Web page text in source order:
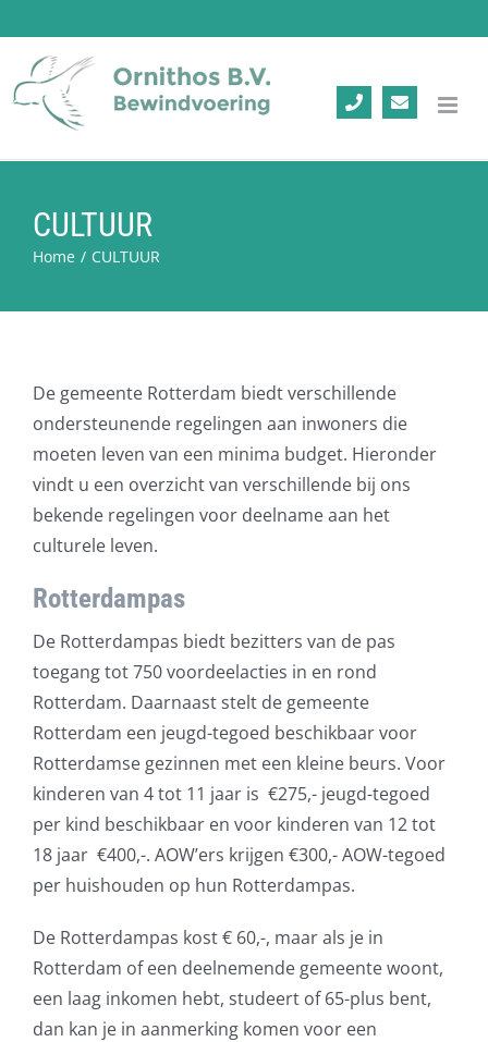
naar
inhoud
CULTUUR
Home / CULTUUR
De gemeente Rotterdam biedt verschillende
ondersteunende regelingen aan inwoners die
moeten leven van een minima budget. Hieronder
vindt u een overzicht van verschillende bij ons
bekende regelingen voor deelname aan het
culturele leven.
Rotterdampas
De Rotterdampas biedt bezitters van de pas
toegang tot 750 voordeelacties in en rond
Rotterdam. Daarnaast stelt de gemeente
Rotterdam een jeugd-tegoed beschikbaar voor
Rotterdamse gezinnen met een kleine beurs. Voor
kinderen van 4 tot 11 jaar is €275,- jeugd-tegoed
per kind beschikbaar en voor kinderen van 12 tot
18 jaar €400,-. AOW’ers krijgen €300,- AOW-tegoed
per huishouden op hun Rotterdampas.
De Rotterdampas kost € 60,-, maar als je in
Rotterdam of een deelnemende gemeente woont,
een laag inkomen hebt, studeert of 65-plus bent,
dan kan je in aanmerking komen voor een